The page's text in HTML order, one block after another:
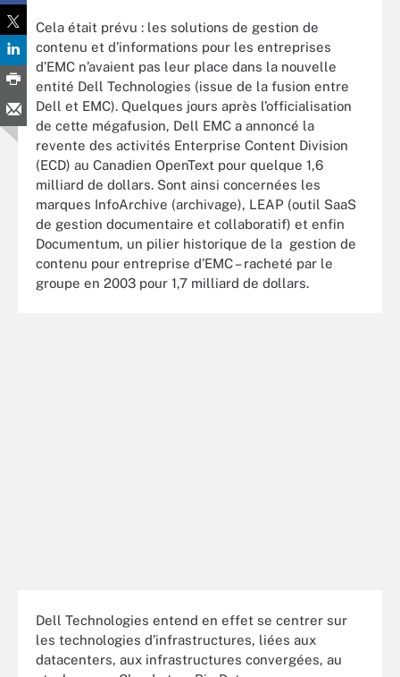
Cela était prévu : les solutions de gestion de
contenu et d’informations pour les entreprises
d’EMC n’avaient pas leur place dans la nouvelle
entité Dell Technologies (issue de la fusion entre
Dell et EMC). Quelques jours après l’officialisation
de cette mégafusion, Dell EMC a annoncé la
revente des activités Enterprise Content Division
(ECD) au Canadien OpenText pour quelque 1,6
milliard de dollars. Sont ainsi concernées les
marques InfoArchive (archivage), LEAP (outil SaaS
de gestion documentaire et collaboratif) et enfin
Documentum, un pilier historique de la gestion de
contenu pour entreprise d’EMC – racheté par le
groupe en 2003 pour 1,7 milliard de dollars.
Dell Technologies entend en effet se centrer sur
les technologies d’infrastructures, liées aux
datacenters, aux infrastructures convergées, au